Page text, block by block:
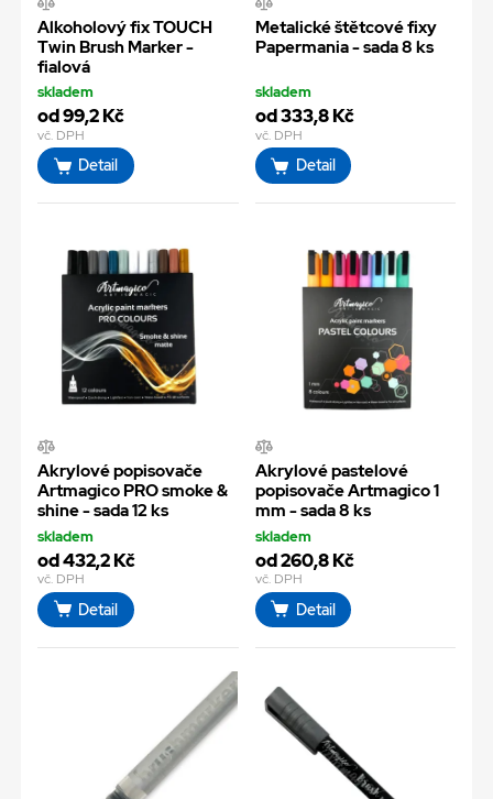
Alkoholový fix TOUCH
Twin Brush Marker -
fialová
skladem
od 99,2 Kč
vč. DPH
Detail
Metalické štětcové fixy
Papermania - sada 8 ks
skladem
od 333,8 Kč
vč. DPH
Detail
Akrylové popisovače
Artmagico PRO smoke &
shine - sada 12 ks
skladem
od 432,2 Kč
vč. DPH
Detail
Akrylové pastelové
popisovače Artmagico 1
mm - sada 8 ks
skladem
od 260,8 Kč
vč. DPH
Detail